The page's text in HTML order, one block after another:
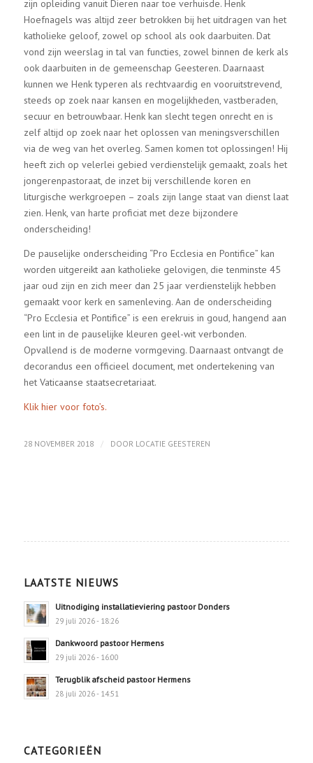
zijn opleiding vanuit Dieren naar toe verhuisde. Henk
Hoefnagels was altijd zeer betrokken bij het uitdragen van het
katholieke geloof, zowel op school als ook daarbuiten. Dat
vond zijn weerslag in tal van functies, zowel binnen de kerk als
ook daarbuiten in de gemeenschap Geesteren. Daarnaast
kunnen we Henk typeren als rechtvaardig en vooruitstrevend,
steeds op zoek naar kansen en mogelijkheden, vastberaden,
secuur en betrouwbaar. Henk kan slecht tegen onrecht en is
zelf altijd op zoek naar het oplossen van meningsverschillen
via de weg van het overleg. Samen komen tot oplossingen! Hij
heeft zich op velerlei gebied verdienstelijk gemaakt, zoals het
jongerenpastoraat, de inzet bij verschillende koren en
liturgische werkgroepen – zoals zijn lange staat van dienst laat
zien. Henk, van harte proficiat met deze bijzondere
onderscheiding!
De pauselijke onderscheiding “Pro Ecclesia en Pontifice” kan
worden uitgereikt aan katholieke gelovigen, die tenminste 45
jaar oud zijn en zich meer dan 25 jaar verdienstelijk hebben
gemaakt voor kerk en samenleving. Aan de onderscheiding
“Pro Ecclesia et Pontifice” is een erekruis in goud, hangend aan
een lint in de pauselijke kleuren geel-wit verbonden.
Opvallend is de moderne vormgeving. Daarnaast ontvangt de
decorandus een officieel document, met ondertekening van
het Vaticaanse staatsecretariaat.
Klik hier voor foto’s.
28 NOVEMBER 2018 / DOOR LOCATIE GEESTEREN
LAATSTE NIEUWS
Uitnodiging installatieviering pastoor Donders
29 juli 2026 - 18:26
Dankwoord pastoor Hermens
29 juli 2026 - 16:00
Terugblik afscheid pastoor Hermens
28 juli 2026 - 14:51
CATEGORIEËN